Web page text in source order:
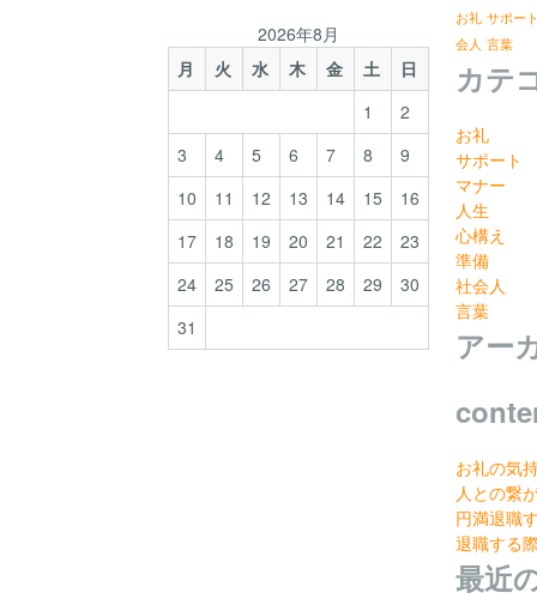
2026年8月
月
火 水 木 金 土
日
1
2
3
4 5 6 7 8
9
10
11 12 13 14 15
16
17
18 19 20 21 22
23
24
25 26 27 28 29
30
31
お礼 サポー
会人 言葉
カテ
お礼
サポート
マナー
人生
心構え
準備
社会人
言葉
アー
お礼の気
人との繋
円満退職
退職する
最近